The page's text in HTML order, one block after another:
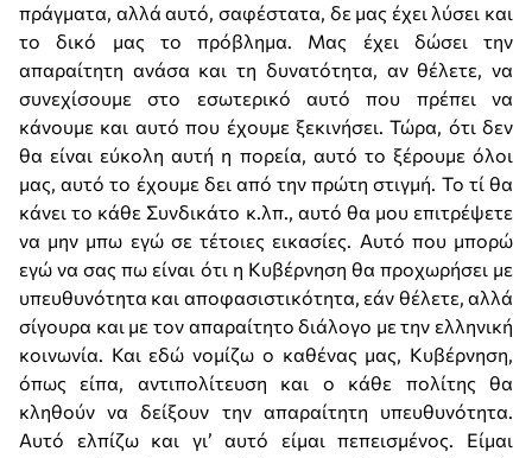
πράγματα, αλλά αυτό, σαφέστατα, δε μας έχει λύσει και
το δικό μας το πρόβλημα. Μας έχει δώσει την
απαραίτητη ανάσα και τη δυνατότητα, αν θέλετε, να
συνεχίσουμε στο εσωτερικό αυτό που πρέπει να
κάνουμε και αυτό που έχουμε ξεκινήσει. Τώρα, ότι δεν
θα είναι εύκολη αυτή η πορεία, αυτό το ξέρουμε όλοι
μας, αυτό το έχουμε δει από την πρώτη στιγμή. Το τί θα
κάνει το κάθε Συνδικάτο κ.λπ., αυτό θα μου επιτρέψετε
να μην μπω εγώ σε τέτοιες εικασίες. Αυτό που μπορώ
εγώ να σας πω είναι ότι η Κυβέρνηση θα προχωρήσει με
υπευθυνότητα και αποφασιστικότητα, εάν θέλετε, αλλά
σίγουρα και με τον απαραίτητο διάλογο με την ελληνική
κοινωνία. Και εδώ νομίζω ο καθένας μας, Κυβέρνηση,
όπως είπα, αντιπολίτευση και ο κάθε πολίτης θα
κληθούν να δείξουν την απαραίτητη υπευθυνότητα.
Αυτό ελπίζω και γι’ αυτό είμαι πεπεισμένος. Είμαι